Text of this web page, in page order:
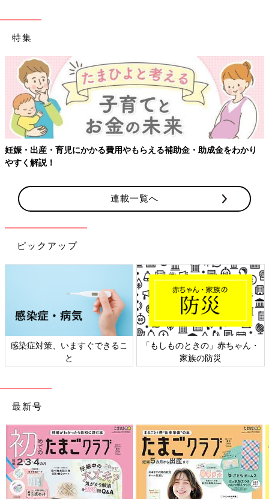
特集
妊娠・出産・育児にかかる費用やもらえる補助金・助成金をわかり
やすく解説！
連載一覧へ
ピックアップ
感染症対策、いますぐできるこ
と
「もしものときの」赤ちゃん・
家族の防災
最新号